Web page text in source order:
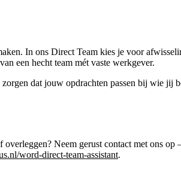
In ons Direct Team kies je voor
een hecht team mét vaste werkgever.
dat jouw opdrachten passen bij wie jij
Neem gerust contact met ons
word-direct-team-assistant.